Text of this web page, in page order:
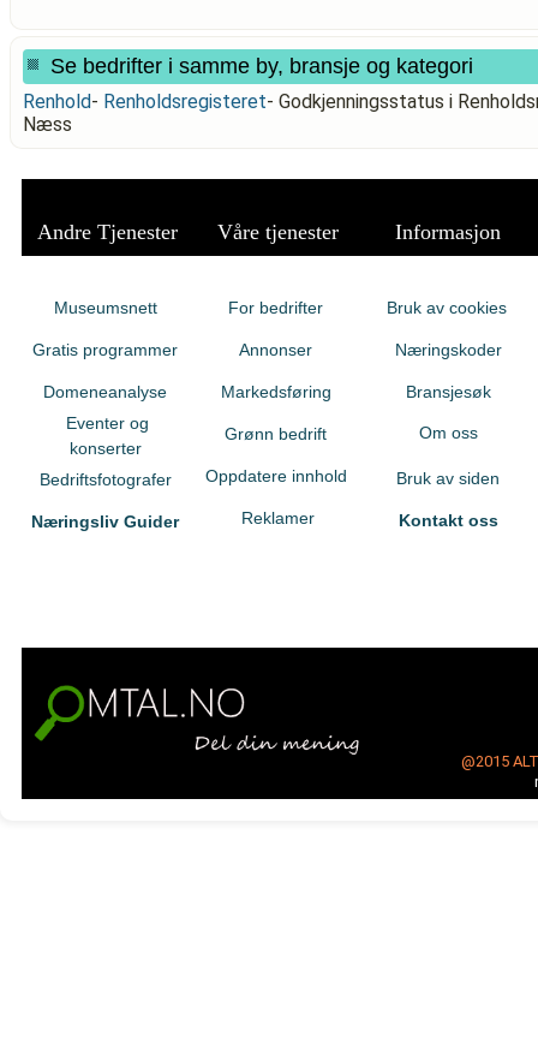
Se bedrifter i samme by, bransje og kategori
Renhold- Renholdsregisteret- Godkjenningsstatus i
Næss
Andre Tjenester Våre tjenester Informasjon
Museumsnett
Gratis programmer
Domeneanalyse
Eventer og
konserter
Bedriftsfotografer
Næringsliv Guider
For bedrifter
Annonser
Markedsføring
Grønn bedrift
Oppdatere innhold
Reklamer
Bruk av cookies
Næringskoder
Bransjesøk
Om oss
Bruk av siden
Kontakt oss
@2015